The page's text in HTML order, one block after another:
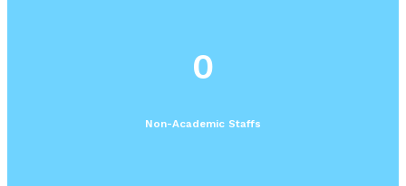
0
Non-Academic Staffs